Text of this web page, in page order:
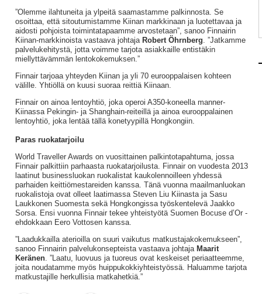
”Olemme ilahtuneita ja ylpeitä saamastamme palkinnosta. Se
osoittaa, että sitoutumistamme Kiinan markkinaan ja luotettavaa ja
aidosti pohjoista toimintatapaamme arvostetaan”, sanoo Finnairin
Kiinan-markkinoista vastaava johtaja Robert Öhrnberg. ”Jatkamme
palvelukehitystä, jotta voimme tarjota asiakkaille entistäkin
miellyttävämmän lentokokemuksen.”
Finnair tarjoaa yhteyden Kiinan ja yli 70 eurooppalaisen kohteen
välille. Yhtiöllä on kuusi suoraa reittiä Kiinaan.
Finnair on ainoa lentoyhtiö, joka operoi A350-koneella manner-
Kiinassa Pekingin- ja Shanghain-reiteillä ja ainoa eurooppalainen
lentoyhtiö, joka lentää tällä konetyypillä Hongkongiin.
Paras ruokatarjoilu
World Traveller Awards on vuosittainen palkintotapahtuma, jossa
Finnair palkittiin parhaasta ruokatarjoilusta. Finnair on vuodesta 2013
laatinut businessluokan ruokalistat kaukolennoilleen yhdessä
parhaiden keittiömestareiden kanssa. Tänä vuonna maailmanluokan
ruokalistoja ovat olleet laatimassa Steven Liu Kiinasta ja Sasu
Laukkonen Suomesta sekä Hongkongissa työskentelevä Jaakko
Sorsa. Ensi vuonna Finnair tekee yhteistyötä Suomen Bocuse d’Or -
ehdokkaan Eero Vottosen kanssa.
”Laadukkailla aterioilla on suuri vaikutus matkustajakokemukseen”,
sanoo Finnairin palvelukonsepteista vastaava johtaja Maarit
Keränen. ”Laatu, luovuus ja tuoreus ovat keskeiset periaatteemme,
joita noudatamme myös huippukokkiyhteistyössä. Haluamme tarjota
matkustajille herkullisia matkahetkiä.”